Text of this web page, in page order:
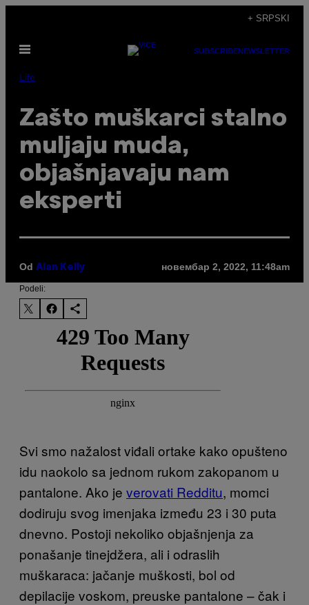
садржај
+ SRPSKI
Otvori
SUBSCRIBENEWSLETTER
Life
Zašto muškarci stalno
muljaju muda,
objašnjavaju nam
eksperti
Od Alan Kelly новембар 2, 2022, 11:48am
Podeli:
Svi smo nažalost viđali ortake kako opušteno
idu naokolo sa jednom rukom zakopanom u
pantalone. Ako je verovati Redditu, momci
dodiruju svog imenjaka između 23 i 30 puta
dnevno. Postoji nekoliko objašnjenja za
ponašanje tinejdžera, ali i odraslih
muškaraca: jačanje muškosti, bol od
depilacije voskom, preuske pantalone – čak i